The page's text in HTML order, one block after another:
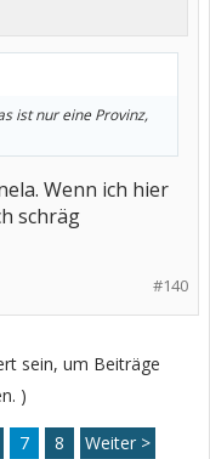
ist nur eine Provinz,
Wenn ich hier
schräg
#140
sein, um Beiträge
)
7 8 Weiter >